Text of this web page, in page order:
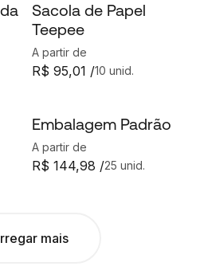
Sacola de Papel
Teepee
A partir de
10 unid.
R$ 95,01 /
Embalagem Padrão
A partir de
25 unid.
R$ 144,98 /
mais